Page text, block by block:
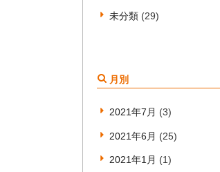
未分類(29)
月別
2021年7月 (3)
2021年6月 (25)
2021年1月 (1)